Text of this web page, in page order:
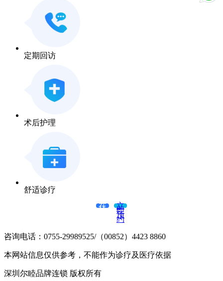
定期回访
术后护理
舒适诊疗
在
线
立
即
预
约
咨询电话：0755-29989525/（00852）4423 8860
本网站信息仅供参考，不能作为诊疗及医疗依据
深圳尔睦品牌连锁 版权所有